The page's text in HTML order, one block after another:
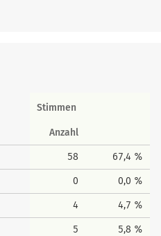
Stimmen
Anzahl
58 67,4 %
0 0,0 %
4 4,7 %
5 5,8 %